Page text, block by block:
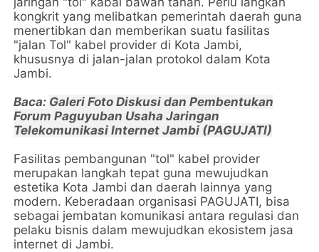
kongkrit yang melibatkan pemerintah daerah guna
menertibkan dan memberikan suatu fasilitas
"jalan Tol" kabel provider di Kota Jambi,
khususnya di jalan-jalan protokol dalam Kota
Jambi.
Baca: Galeri Foto Diskusi dan Pembentukan
Forum Paguyuban Usaha Jaringan
Telekomunikasi Internet Jambi (PAGUJATI)
Fasilitas pembangunan "tol" kabel provider
merupakan langkah tepat guna mewujudkan
estetika Kota Jambi dan daerah lainnya yang
modern. Keberadaan organisasi PAGUJATI, bisa
sebagai jembatan komunikasi antara regulasi dan
pelaku bisnis dalam mewujudkan ekosistem jasa
internet di Jambi.